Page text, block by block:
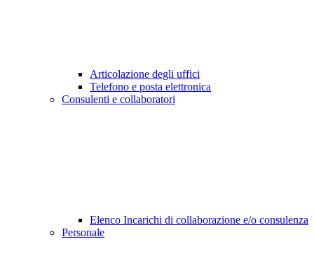
Articolazione degli uffici
Telefono e posta elettronica
Consulenti e collaboratori
Elenco Incarichi di collaborazione e/o consulenza
Personale